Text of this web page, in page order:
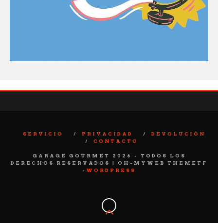
SERVICIO PRIVACIDAD
DEVOLUCIÓN
CONTACTO
GARAGE GOURMET 2026 - TODOS LOS
DERECHOS RESERVADOS | OH-MYWEB THEMETF
- WORDPRESS